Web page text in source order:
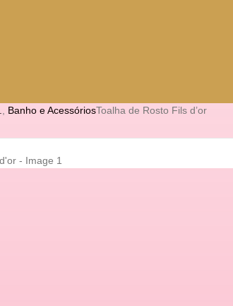
Banho e AcessóriosToalha de Rosto Fils d’or